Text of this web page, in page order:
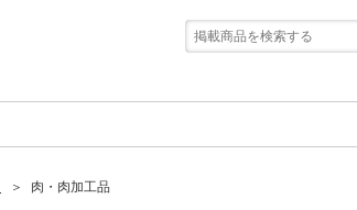
肉・肉加工品